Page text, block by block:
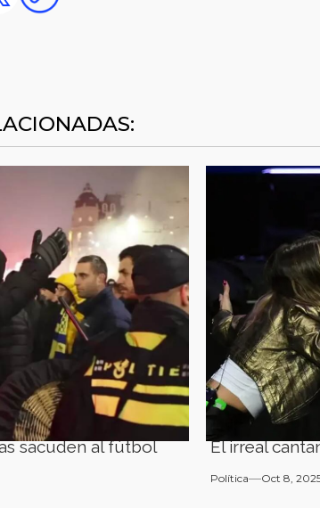
sacuden al fútbol
El irreal
Política Oct 8,